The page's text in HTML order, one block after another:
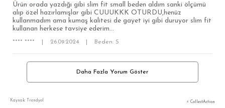
Ürün orada yazdığı gibi slim fit small beden aldım sanki ölçümü
alıp özel hazırlamışlar gibi CUUUKKK OTURDU,henüz
kullanmadım ama kumaş kalitesi de gayet iyi gibi duruyor slim fit
kullanan herkese tavsiye ederim...
**** **** 26.09.2024 Beden: S
Daha Fazla Yorum Göster
Kaynak: Trendyol ⚡ CollectAction